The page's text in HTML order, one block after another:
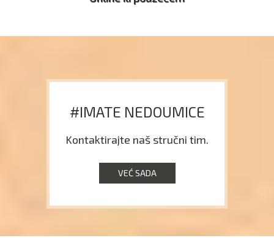
#IMATE NEDOUMICE
Kontaktirajte naš stručni tim.
VEĆ SADA